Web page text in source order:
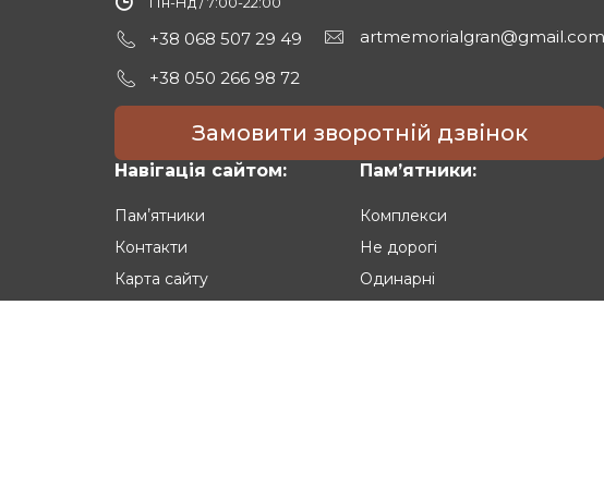
+38 068 507 29 49
+38 050 266 98 72
artmemorialgran@gmail.com
Замовити зворотній дзвінок
Навігація сайтом:
Памʼятники
Контакти
Карта сайту
Памʼятники:
Комплекси
Не дорогі
Одинарні